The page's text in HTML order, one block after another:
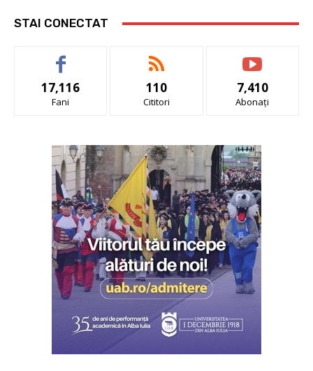
STAI CONECTAT
17,116
Fani
110
Cititori
7,410
Abonați